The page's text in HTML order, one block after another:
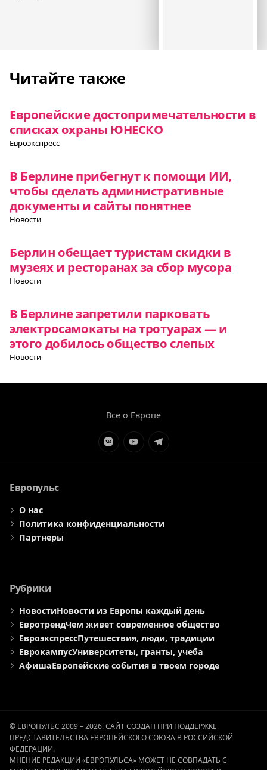
Читайте также
Европейские достопримечательности в
списках охраны ЮНЕСКО
Евроэкспресс
В Берлине прибегнут к помощи ИИ,
чтобы сделать административные
документы и сайты понятнее
Новости
Берлин обещает туристам скидки в
музеях и ресторанах за сбор мусора
Новости
В Берлине запретили парковать
электросамокаты на тротуарах — и
этого добилось общество слепых
Новости
Все о Европе
ЭлементЭлементЭлемент
Европульс
О нас
Политика конфиденциальности
Партнеры
Рубрики
НовостиНовости из Европы каждый день
ЕвротрендЧем живет современное общество
ЕвроэкспрессПутешествия, люди, традиции
ЕврокампусУниверситеты, гранты, учеба
АфишаЕвропейские события в твоем городе
© ЕВРОПУЛЬС 2009 – 2026. САЙТ СОЗДАН ПРИ ПОДДЕРЖКЕ
ПРЕДСТАВИТЕЛЬСТВА ЕВРОПЕЙСКОГО СОЮЗА В РОССИЙСКОЙ
ФЕДЕРАЦИИ.
МНЕНИЕ РЕДАКЦИИ «ЕВРОПУЛЬСА» МОЖЕТ НЕ СОВПАДАТЬ С